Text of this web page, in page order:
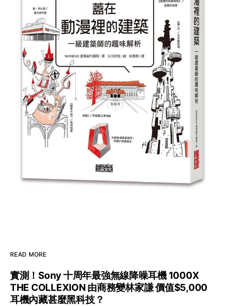
READ MORE
實測！Sony 十周年最強無線降噪耳機 1000X
THE COLLEXION 由商務變林家謙 價值$5,000
耳機內藏甚麼黑科技？